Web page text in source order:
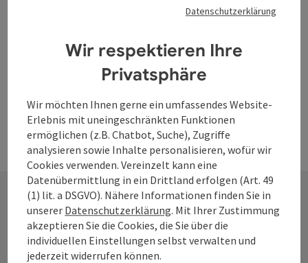
, Wilhering
Kontakt
Datenschutzerklärung
Wir respektieren Ihre
Privatsphäre
Wir möchten Ihnen gerne ein umfassendes Website-
Erlebnis mit uneingeschränkten Funktionen
ermöglichen (z.B. Chatbot, Suche), Zugriffe
analysieren sowie Inhalte personalisieren, wofür wir
Cookies verwenden. Vereinzelt kann eine
Datenübermittlung in ein Drittland erfolgen (Art. 49
(1) lit. a DSGVO). Nähere Informationen finden Sie in
unserer Datenschutzerklärung. Mit Ihrer Zustimmung
akzeptieren Sie die Cookies, die Sie über die
individuellen Einstellungen selbst verwalten und
jederzeit widerrufen können.